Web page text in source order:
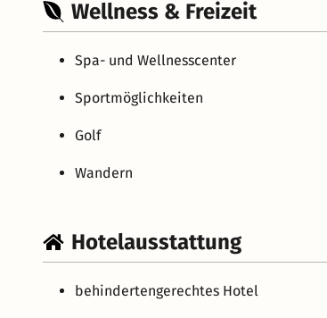
Wellness & Freizeit
Spa- und Wellnesscenter
Sportmöglichkeiten
Golf
Wandern
Hotelausstattung
behindertengerechtes Hotel